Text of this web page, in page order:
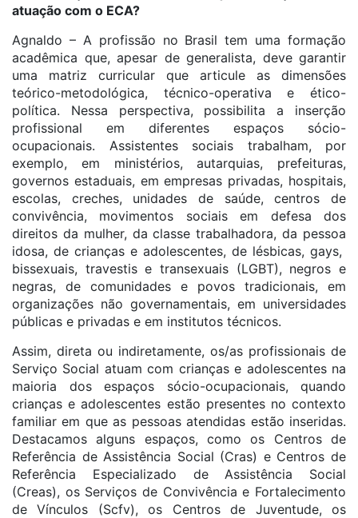
atuação com o ECA?
Agnaldo – A profissão no Brasil tem uma formação
acadêmica que, apesar de generalista, deve garantir
uma matriz curricular que articule as dimensões
teórico-metodológica, técnico-operativa e ético-
política. Nessa perspectiva, possibilita a inserção
profissional em diferentes espaços sócio-
ocupacionais. Assistentes sociais trabalham, por
exemplo, em ministérios, autarquias, prefeituras,
governos estaduais, em empresas privadas, hospitais,
escolas, creches, unidades de saúde, centros de
convivência, movimentos sociais em defesa dos
direitos da mulher, da classe trabalhadora, da pessoa
idosa, de crianças e adolescentes, de lésbicas, gays,
bissexuais, travestis e transexuais (LGBT), negros e
negras, de comunidades e povos tradicionais, em
organizações não governamentais, em universidades
públicas e privadas e em institutos técnicos.
Assim, direta ou indiretamente, os/as profissionais de
Serviço Social atuam com crianças e adolescentes na
maioria dos espaços sócio-ocupacionais, quando
crianças e adolescentes estão presentes no contexto
familiar em que as pessoas atendidas estão inseridas.
Destacamos alguns espaços, como os Centros de
Referência de Assistência Social (Cras) e Centros de
Referência Especializado de Assistência Social
(Creas), os Serviços de Convivência e Fortalecimento
de Vínculos (Scfv), os Centros de Juventude, os